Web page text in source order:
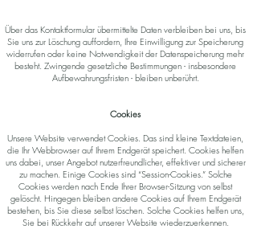
Über das Kontaktformular übermittelte Daten verbleiben bei uns, bis
Sie uns zur Löschung auffordern, Ihre Einwilligung zur Speicherung
widerrufen oder keine Notwendigkeit der Datenspeicherung mehr
besteht. Zwingende gesetzliche Bestimmungen - insbesondere
Aufbewahrungsfristen - bleiben unberührt.
Cookies
Unsere Website verwendet Cookies. Das sind kleine Textdateien,
die Ihr Webbrowser auf Ihrem Endgerät speichert. Cookies helfen
uns dabei, unser Angebot nutzerfreundlicher, effektiver und sicherer
zu machen. Einige Cookies sind “Session-Cookies.” Solche
Cookies werden nach Ende Ihrer Browser-Sitzung von selbst
gelöscht. Hingegen bleiben andere Cookies auf Ihrem Endgerät
bestehen, bis Sie diese selbst löschen. Solche Cookies helfen uns,
Sie bei Rückkehr auf unserer Website wiederzuerkennen.